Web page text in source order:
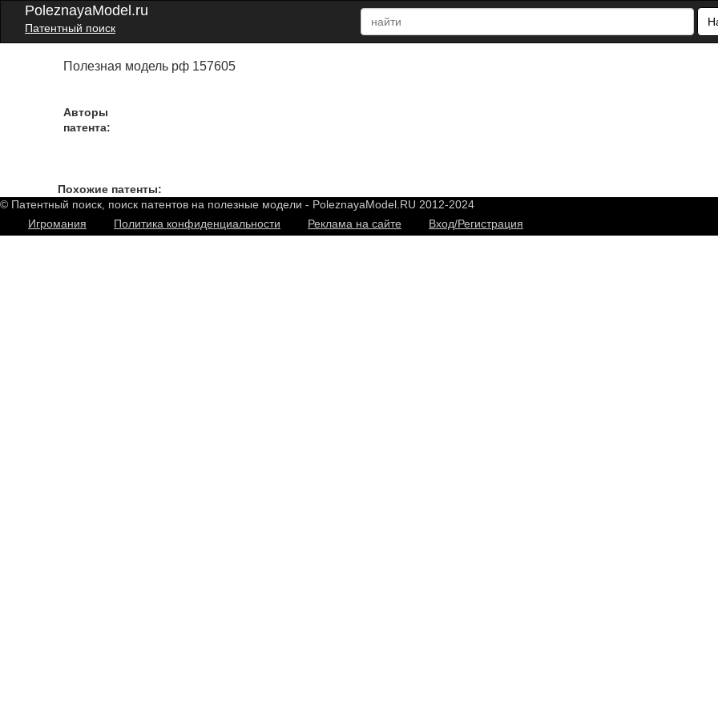
PoleznayaModel.ru
Патентный поиск
Полезная модель рф 157605
Авторы
патента:
Похожие патенты:
© Патентный поиск, поиск патентов на полезные модели - PoleznayaModel.RU 2012-2024
Игромания
Политика конфиденциальности Реклама на сайте Вход/Регистрация